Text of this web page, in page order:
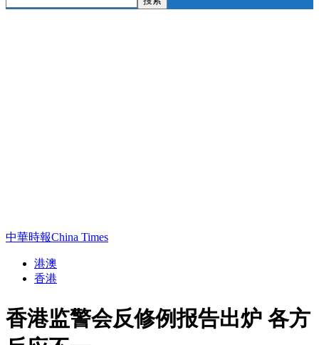
中華時報China Times
港澳
香港
香港监警会反修例报告出炉 各方